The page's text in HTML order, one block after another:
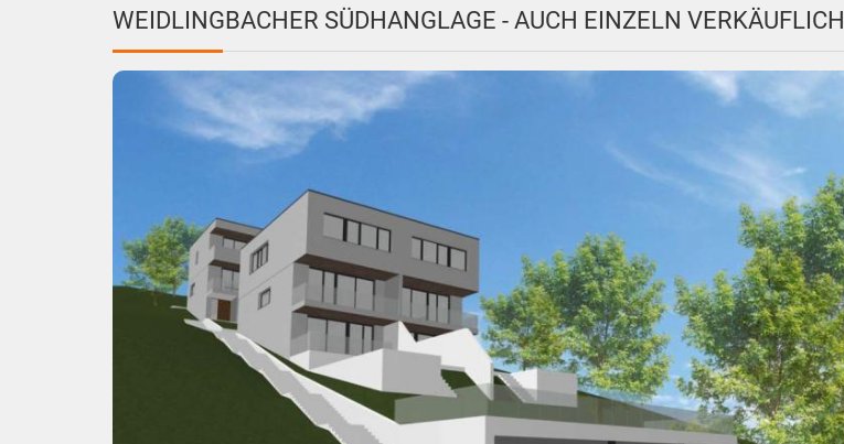
WEIDLINGBACHER SÜDHANGLAGE - AUCH EINZELN VERKÄUFLICH